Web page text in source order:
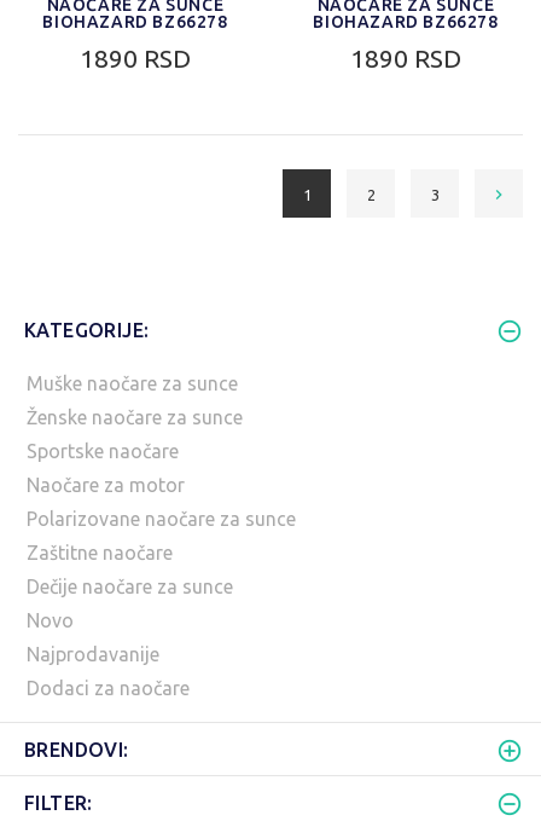
NAOČARE ZA SUNCE
BIOHAZARD BZ66278
1890 RSD
NAOČARE ZA SUNCE
BIOHAZARD BZ66278
1890 RSD
1 2 3
KATEGORIJE:
Muške naočare za sunce
Ženske naočare za sunce
Sportske naočare
Naočare za motor
Polarizovane naočare za sunce
Zaštitne naočare
Dečije naočare za sunce
Novo
Najprodavanije
Dodaci za naočare
BRENDOVI:
FILTER: